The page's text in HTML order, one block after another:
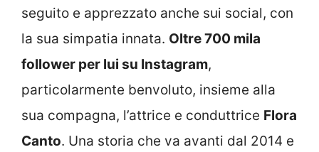
seguito e apprezzato anche sui social, con
la sua simpatia innata. Oltre 700 mila
follower per lui su Instagram,
particolarmente benvoluto, insieme alla
sua compagna, l’attrice e conduttrice Flora
Canto. Una storia che va avanti dal 2014 e